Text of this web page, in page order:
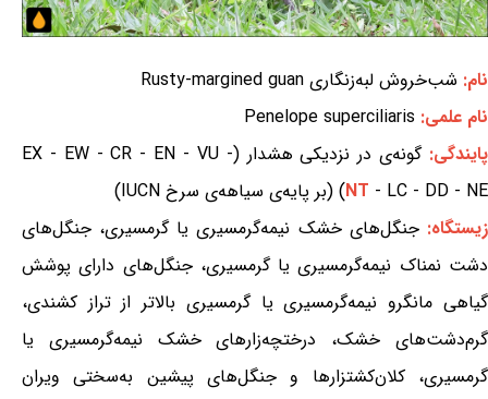
نام: شب‌خروش لبه‌زنگاری Rusty-margined guan
نام علمی: Penelope superciliaris
پایندگی:گونه‌ی در نزدیکی هشدار (EX - EW - CR - EN - VU -
NT - LC - DD - NE) (بر پایه‌ی سیاهه‌ی سرخ IUCN)
زیستگاه:جنگل‌های خشک نیمه‌گرمسیری یا گرمسیری، جنگل‌های
دشت نمناک نیمه‌گرمسیری یا گرمسیری، جنگل‌های دارای پوشش
گیاهی مانگرو نیمه‌گرمسیری یا گرمسیری بالاتر از تراز کشندی،
گرم‌دشت‌های خشک، درختچه‌زارهای خشک نیمه‌گرمسیری یا
گرمسیری، کلان‌کشتزارها و جنگل‌های پیشین به‌سختی ویران